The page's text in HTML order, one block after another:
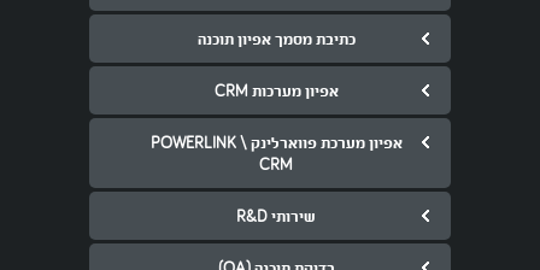
כתיבת מסמך אפיון תוכנה
אפיון מערכות CRM
אפיון מערכת פווארלינק \ POWERLINK
CRM
שירותי R&D